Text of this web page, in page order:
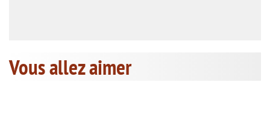
Vous allez aimer